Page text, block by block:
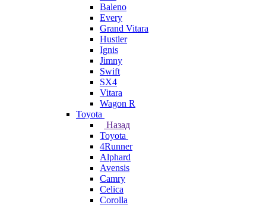
Baleno
Every
Grand Vitara
Hustler
Ignis
Jimny
Swift
SX4
Vitara
Wagon R
Toyota
Назад
Toyota
4Runner
Alphard
Avensis
Camry
Celica
Corolla